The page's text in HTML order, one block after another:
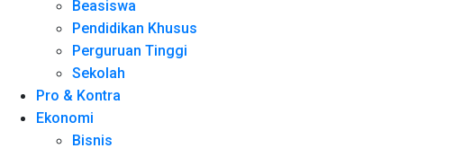
Beasiswa
Pendidikan Khusus
Perguruan Tinggi
Sekolah
Pro & Kontra
Ekonomi
Bisnis